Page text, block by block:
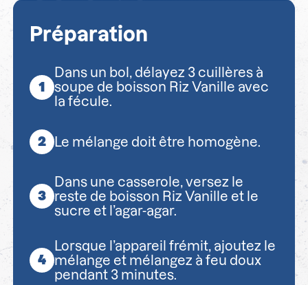
Préparation
Dans un bol, délayez 3 cuillères à
soupe de boisson Riz Vanille avec
la fécule.
Le mélange doit être homogène.
Dans une casserole, versez le
reste de boisson Riz Vanille et le
sucre et l’agar-agar.
Lorsque l’appareil frémit, ajoutez le
mélange et mélangez à feu doux
pendant 3 minutes.